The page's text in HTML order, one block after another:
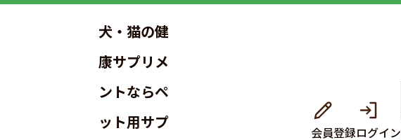
犬・猫の健
康サプリメ
ントならペ
ット用サプ
会員登録ログイン